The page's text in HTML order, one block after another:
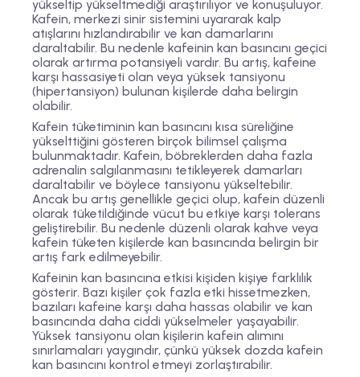
yükseltip yükseltmediği araştırılıyor ve konuşuluyor.
Kafein, merkezi sinir sistemini uyararak kalp
atışlarını hızlandırabilir ve kan damarlarını
daraltabilir. Bu nedenle kafeinin kan basıncını geçici
olarak artırma potansiyeli vardır. Bu artış, kafeine
karşı hassasiyeti olan veya yüksek tansiyonu
(hipertansiyon) bulunan kişilerde daha belirgin
olabilir.
Kafein tüketiminin kan basıncını kısa süreliğine
yükselttiğini gösteren birçok bilimsel çalışma
bulunmaktadır. Kafein, böbreklerden daha fazla
adrenalin salgılanmasını tetikleyerek damarları
daraltabilir ve böylece tansiyonu yükseltebilir.
Ancak bu artış genellikle geçici olup, kafein düzenli
olarak tüketildiğinde vücut bu etkiye karşı tolerans
geliştirebilir. Bu nedenle düzenli olarak kahve veya
kafein tüketen kişilerde kan basıncında belirgin bir
artış fark edilmeyebilir.
Kafeinin kan basıncına etkisi kişiden kişiye farklılık
gösterir. Bazı kişiler çok fazla etki hissetmezken,
bazıları kafeine karşı daha hassas olabilir ve kan
basıncında daha ciddi yükselmeler yaşayabilir.
Yüksek tansiyonu olan kişilerin kafein alımını
sınırlamaları yaygındır, çünkü yüksek dozda kafein
kan basıncını kontrol etmeyi zorlaştırabilir.